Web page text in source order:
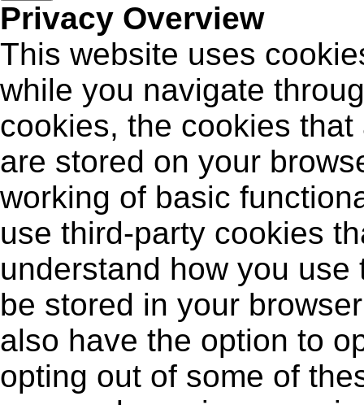
Privacy Overview
This website uses
while you navigate
cookies, the cookies
are stored on your
working of basic
use third-party cookies
understand how you
be stored in your
also have the option to
opting out of some of